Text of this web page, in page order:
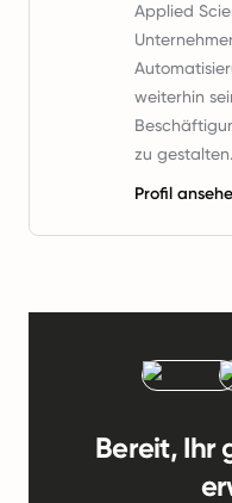
Applied
weiterhin
zu gestalten.
Profil
Bereit, Ihr